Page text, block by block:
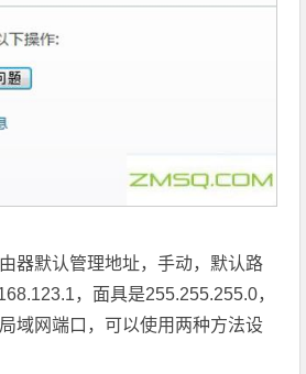
器默认管理地址，手动，默认路
，面具是255.255.255.0，
域网端口，可以使用两种方法设